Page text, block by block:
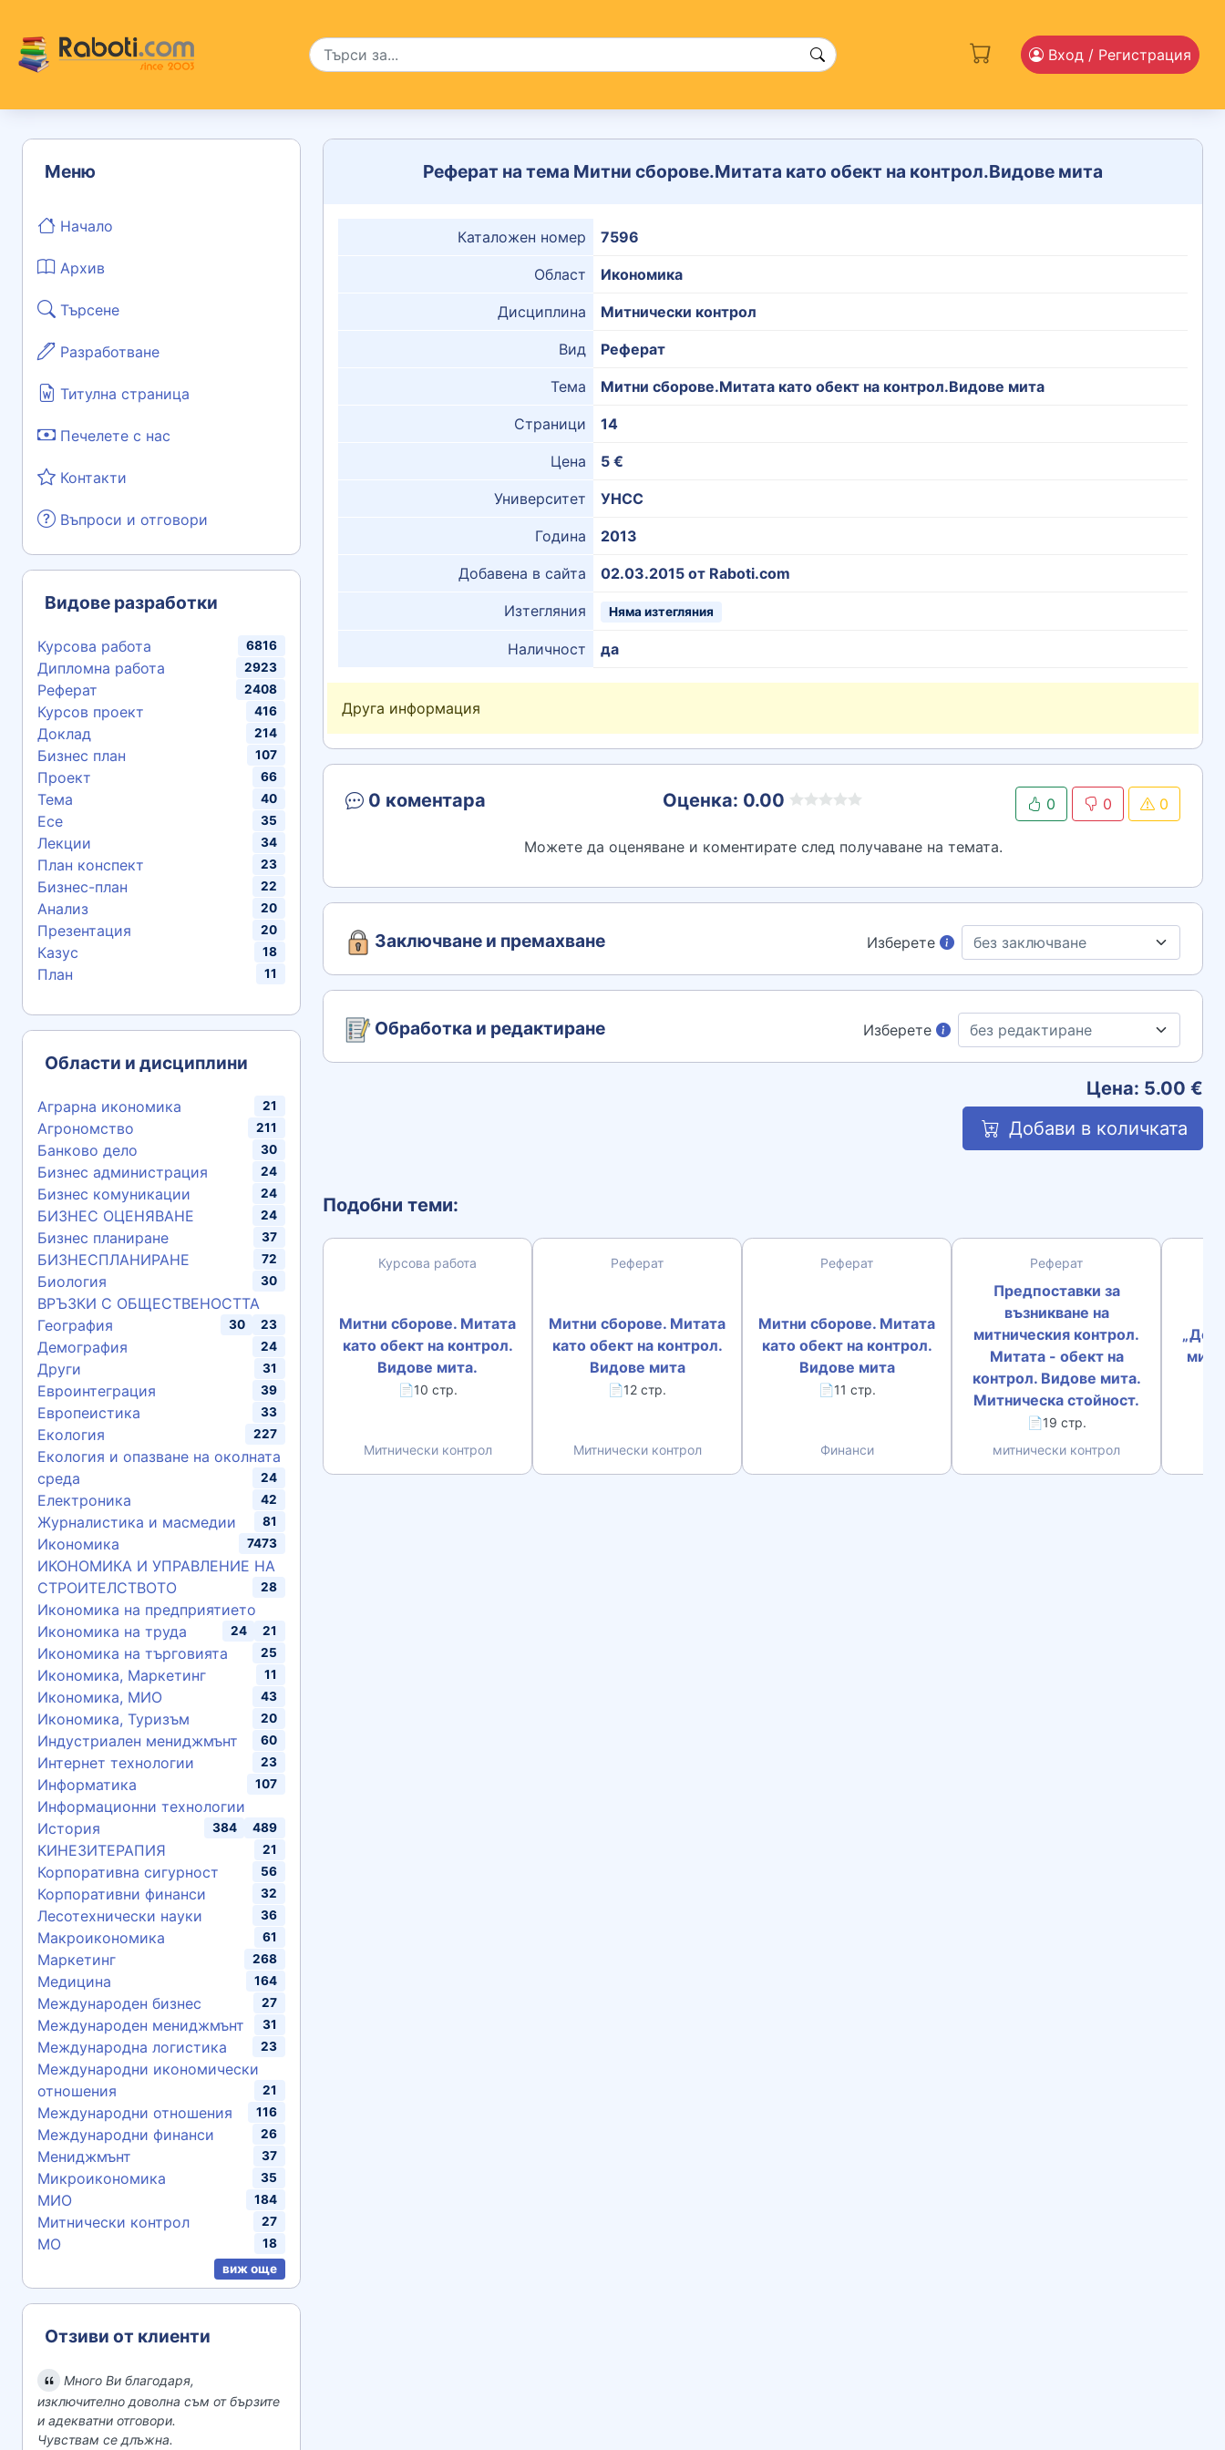
Вход / Регистрация
Меню
Начало
Архив
Търсене
Разработване
Титулна страница
Печелете с нас
Контакти
Въпроси и отговори
Видове разработки
Курсова работа 6816
Дипломна работа 2923
Реферат 2408
Курсов проект 416
Доклад 214
Бизнес план 107
Проект 66
Тема 40
Есе 35
Лекции 34
План конспект 23
Бизнес-план 22
Анализ 20
Презентация 20
Казус 18
План 11
Области и дисциплини
Аграрна икономика 21
Агрономство 211
Банково дело 30
Бизнес администрация 24
Бизнес комуникации 24
БИЗНЕС ОЦЕНЯВАНЕ 24
Бизнес планиране 37
БИЗНЕСПЛАНИРАНЕ 72
Биология 30
ВРЪЗКИ С ОБЩЕСТВЕНОСТТА
23
География 30
Демография 24
Други 31
Евроинтеграция 39
Европеистика 33
Екология 227
Екология и опазване на околната
среда
24
Електроника 42
Журналистика и масмедии 81
Икономика 7473
ИКОНОМИКА И УПРАВЛЕНИЕ НА
СТРОИТЕЛСТВОТО
28
Икономика на предприятието
21
Икономика на труда 24
Икономика на търговията 25
Икономика, Маркетинг 11
Икономика, МИО 43
Икономика, Туризъм 20
Индустриален мениджмънт 60
Интернет технологии 23
Информатика 107
Информационни технологии
489
История 384
КИНЕЗИТЕРАПИЯ 21
Корпоративна сигурност 56
Корпоративни финанси 32
Лесотехнически науки 36
Макроикономика 61
Маркетинг 268
Медицина 164
Международен бизнес 27
Международен мениджмънт 31
Международна логистика 23
Международни икономически
отношения
21
Международни отношения 116
Международни финанси 26
Мениджмънт 37
Микроикономика 35
МИО 184
Митнически контрол 27
МО
18
виж още
Отзиви от клиенти
Много Ви благодаря,
изключително доволна съм от бързите
и адекватни отговори.
Чувствам се длъжна.
Реферат на тема Митни сборове.Митата като обект на контрол.Видове мита
Каталожен номер 7596
Област Икономика
Дисциплина Митнически контрол
Вид Реферат
Тема Митни сборове.Митата като обект на контрол.Видове мита
Страници 14
Цена 5 €
Университет УНСС
Година 2013
Добавена в сайта 02.03.2015 от Raboti.com
Изтегляния Няма изтегляния
Наличност да
Друга информация
0 коментара Оценка: 0.00 0 0 0
Можете да оценяване и коментирате след получаване на темата.
Заключване и премахване Изберете
Обработка и редактиране Изберете
Цена: 5.00 €
Добави в количката
Подобни теми:
Курсова работа
Митни сборове. Митата
като обект на контрол.
Видове мита.
📄10 стр.
Митнически контрол
Реферат
Митни сборове. Митата
като обект на контрол.
Видове мита
📄12 стр.
Митнически контрол
Реферат
Митни сборове. Митата
като обект на контрол.
Видове мита
📄11 стр.
Финанси
Реферат
Предпоставки за
възникване на
митническия контрол.
Митата - обект на
контрол. Видове мита.
Митническа стойност.
📄19 стр.
митнически контрол